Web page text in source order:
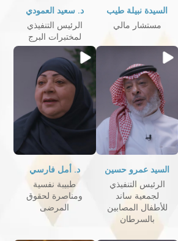
السيدة نبيلة طيب
مستشار مالي
د. سعيد العمودي
الرئيس التنفيذي
لمختبرات البرج
السيد عمرو حسين
الرئيس التنفيذي
لجمعية ساند
للأطفال المصابين
بالسرطان
د. أمل فارسي
طبيبة نفسية
ومناصرة لحقوق
المرضى